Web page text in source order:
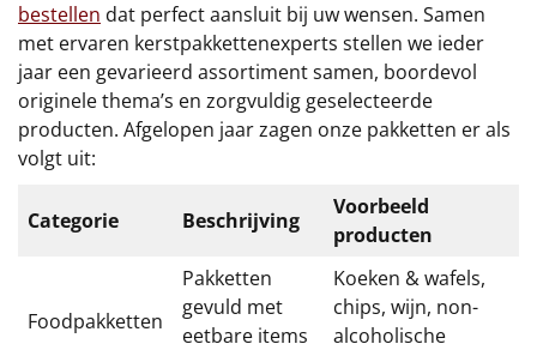
Borrelplank
Warmtekussen
NIEUW
Slowcooker
Noodradio NIEUW
Deken (fleece plaid)
Alle artikelen
bestellen dat perfect aansluit bij uw wensen. Samen
met ervaren kerstpakkettenexperts stellen we ieder
jaar een gevarieerd assortiment samen, boordevol
originele thema’s en zorgvuldig geselecteerde
producten. Afgelopen jaar zagen onze pakketten er als
volgt uit:
Categorie Beschrijving
Voorbeeld
producten
Foodpakketten
Pakketten
gevuld met
eetbare items
Koeken & wafels,
chips, wijn, non-
alcoholische